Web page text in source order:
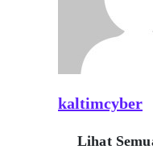
kaltimcyber
Lihat